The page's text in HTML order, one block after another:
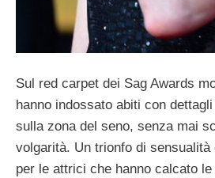
Sul red carpet dei Sag Awards
hanno indossato abiti con
sulla zona del seno, senza mai
volgarità. Un trionfo di sensualità
per le attrici che hanno calcato